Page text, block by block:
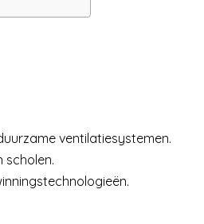
ventilatiesystemen.
scholen.